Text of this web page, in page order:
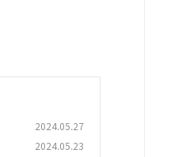
2024.05.27
2024.05.23